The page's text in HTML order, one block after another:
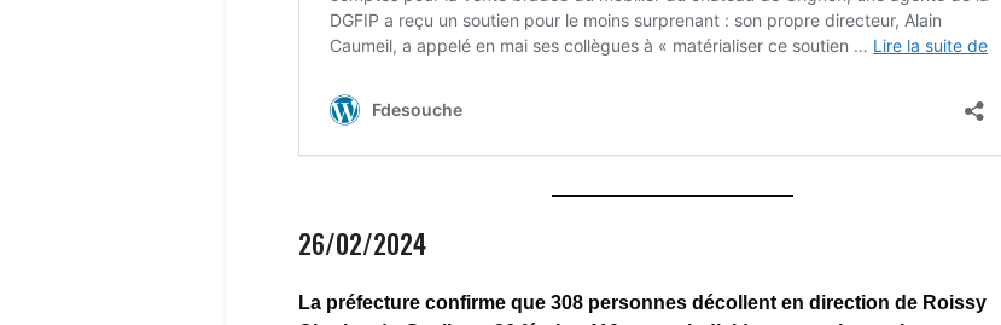
26/02/2024
La préfecture confirme que 308 personnes décollent en direction de Roissy